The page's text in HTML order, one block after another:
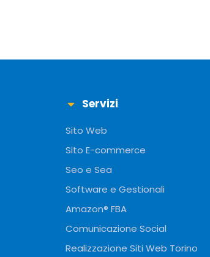
Servizi
Sito Web
Sito E-commerce
Seo e Sea
Software e Gestionali
Amazon® FBA
Comunicazione Social
Realizzazione Siti Web Torino